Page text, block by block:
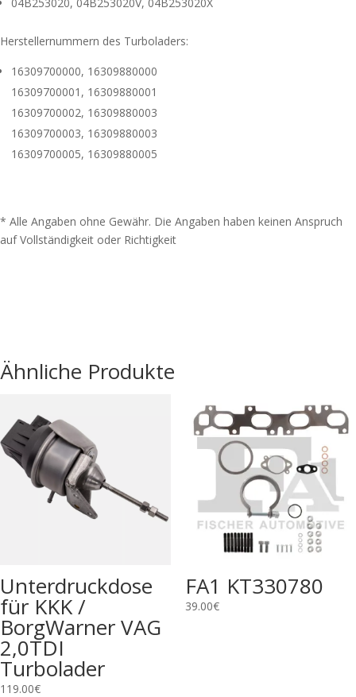
Herstellernummern des Turboladers:
16309700000, 16309880000
16309700001, 16309880001
16309700002, 16309880003
16309700003, 16309880003
16309700005, 16309880005
* Alle Angaben ohne Gewähr. Die Angaben haben keinen Anspruch
auf Vollständigkeit oder Richtigkeit
Ähnliche Produkte
Unterdruckdose
für KKK /
BorgWarner VAG
2,0TDI
Turbolader
119.00€
FA1 KT330780
39.00€